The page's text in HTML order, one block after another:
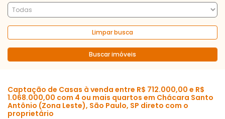
Limpar busca
Buscar imóveis
Captação de Casas à venda entre R$ 712.000,00 e R$
1.068.000,00 com 4 ou mais quartos em Chácara Santo
Antônio (Zona Leste), São Paulo, SP direto com o
proprietário